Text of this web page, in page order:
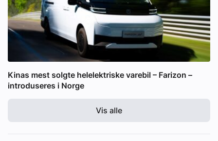
Kinas mest solgte helelektriske varebil – Farizon –
introduseres i Norge
Vis alle